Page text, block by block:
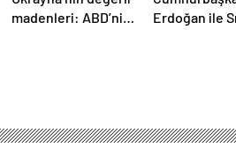
madenleri: ABD’nin
Erdoğan ile